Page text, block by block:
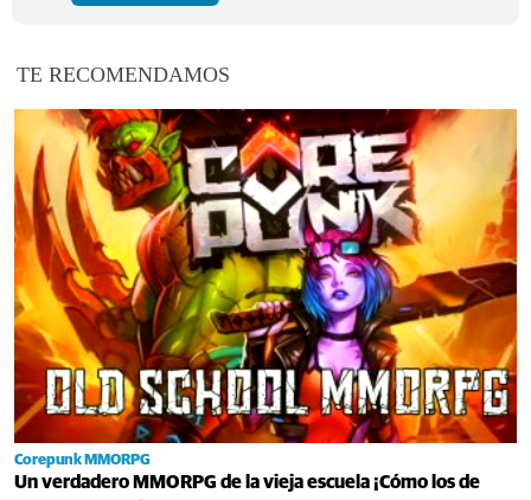
TE RECOMENDAMOS
Corepunk MMORPG
Un verdadero MMORPG de la vieja escuela ¡Cómo los de